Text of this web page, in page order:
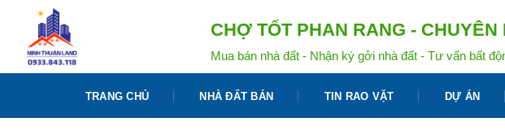
dung
CHỢ TỐT PHAN RANG -
Mua bán nhà đất - Nhận ký gởi nhà đất - Tư vấn bất
TRANG CHỦ NHÀ ĐẤT BÁN TIN RAO VẶT DỰ ÁN